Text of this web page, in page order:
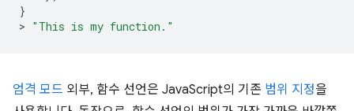
}
> "This is my function."
엄격 모드 외부, 함수 선언은 JavaScript의 기존 범위 지정을